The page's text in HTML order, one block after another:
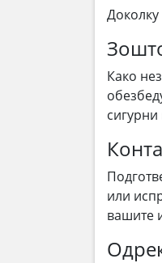
Како
или
вашите